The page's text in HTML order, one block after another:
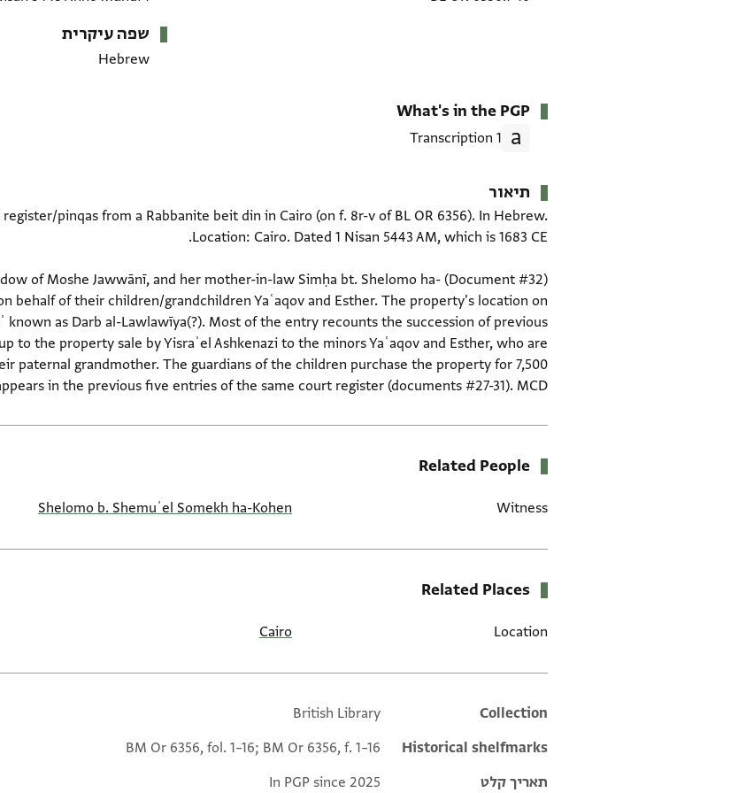
שפה עיקרית
Hebrew
What's in the PGP
1 Transcription
תיאור
pinqas from a Rabbanite beit din in Cairo (on f. 8r-v of BL OR 6356). In Hebrew.
widow of Moshe Jawwānī, and her mother-in-law Simḥa bt. Shelomo ha-
behalf of their children/grandchildren Yaʿaqov and Esther. The property's location on
known as Darb al-Lawlawīya(?). Most of the entry recounts the succession of previous
to the property sale by Yisraʾel Ashkenazi to the minors Yaʿaqov and Esther, who are
paternal grandmother. The guardians of the children purchase the property for 7,500
in the previous five entries of the same court register (documents #27-31). MCD.
Related People
Witness
Shelomo b. Shemuʾel Somekh ha-Kohen
Related Places
Location
Cairo
Additional metadata
Collection
British Library
Historical shelfmarks
BM Or 6356, fol. 1–16; BM Or 6356, f. 1–16
תאריך קלט
In PGP since 2025